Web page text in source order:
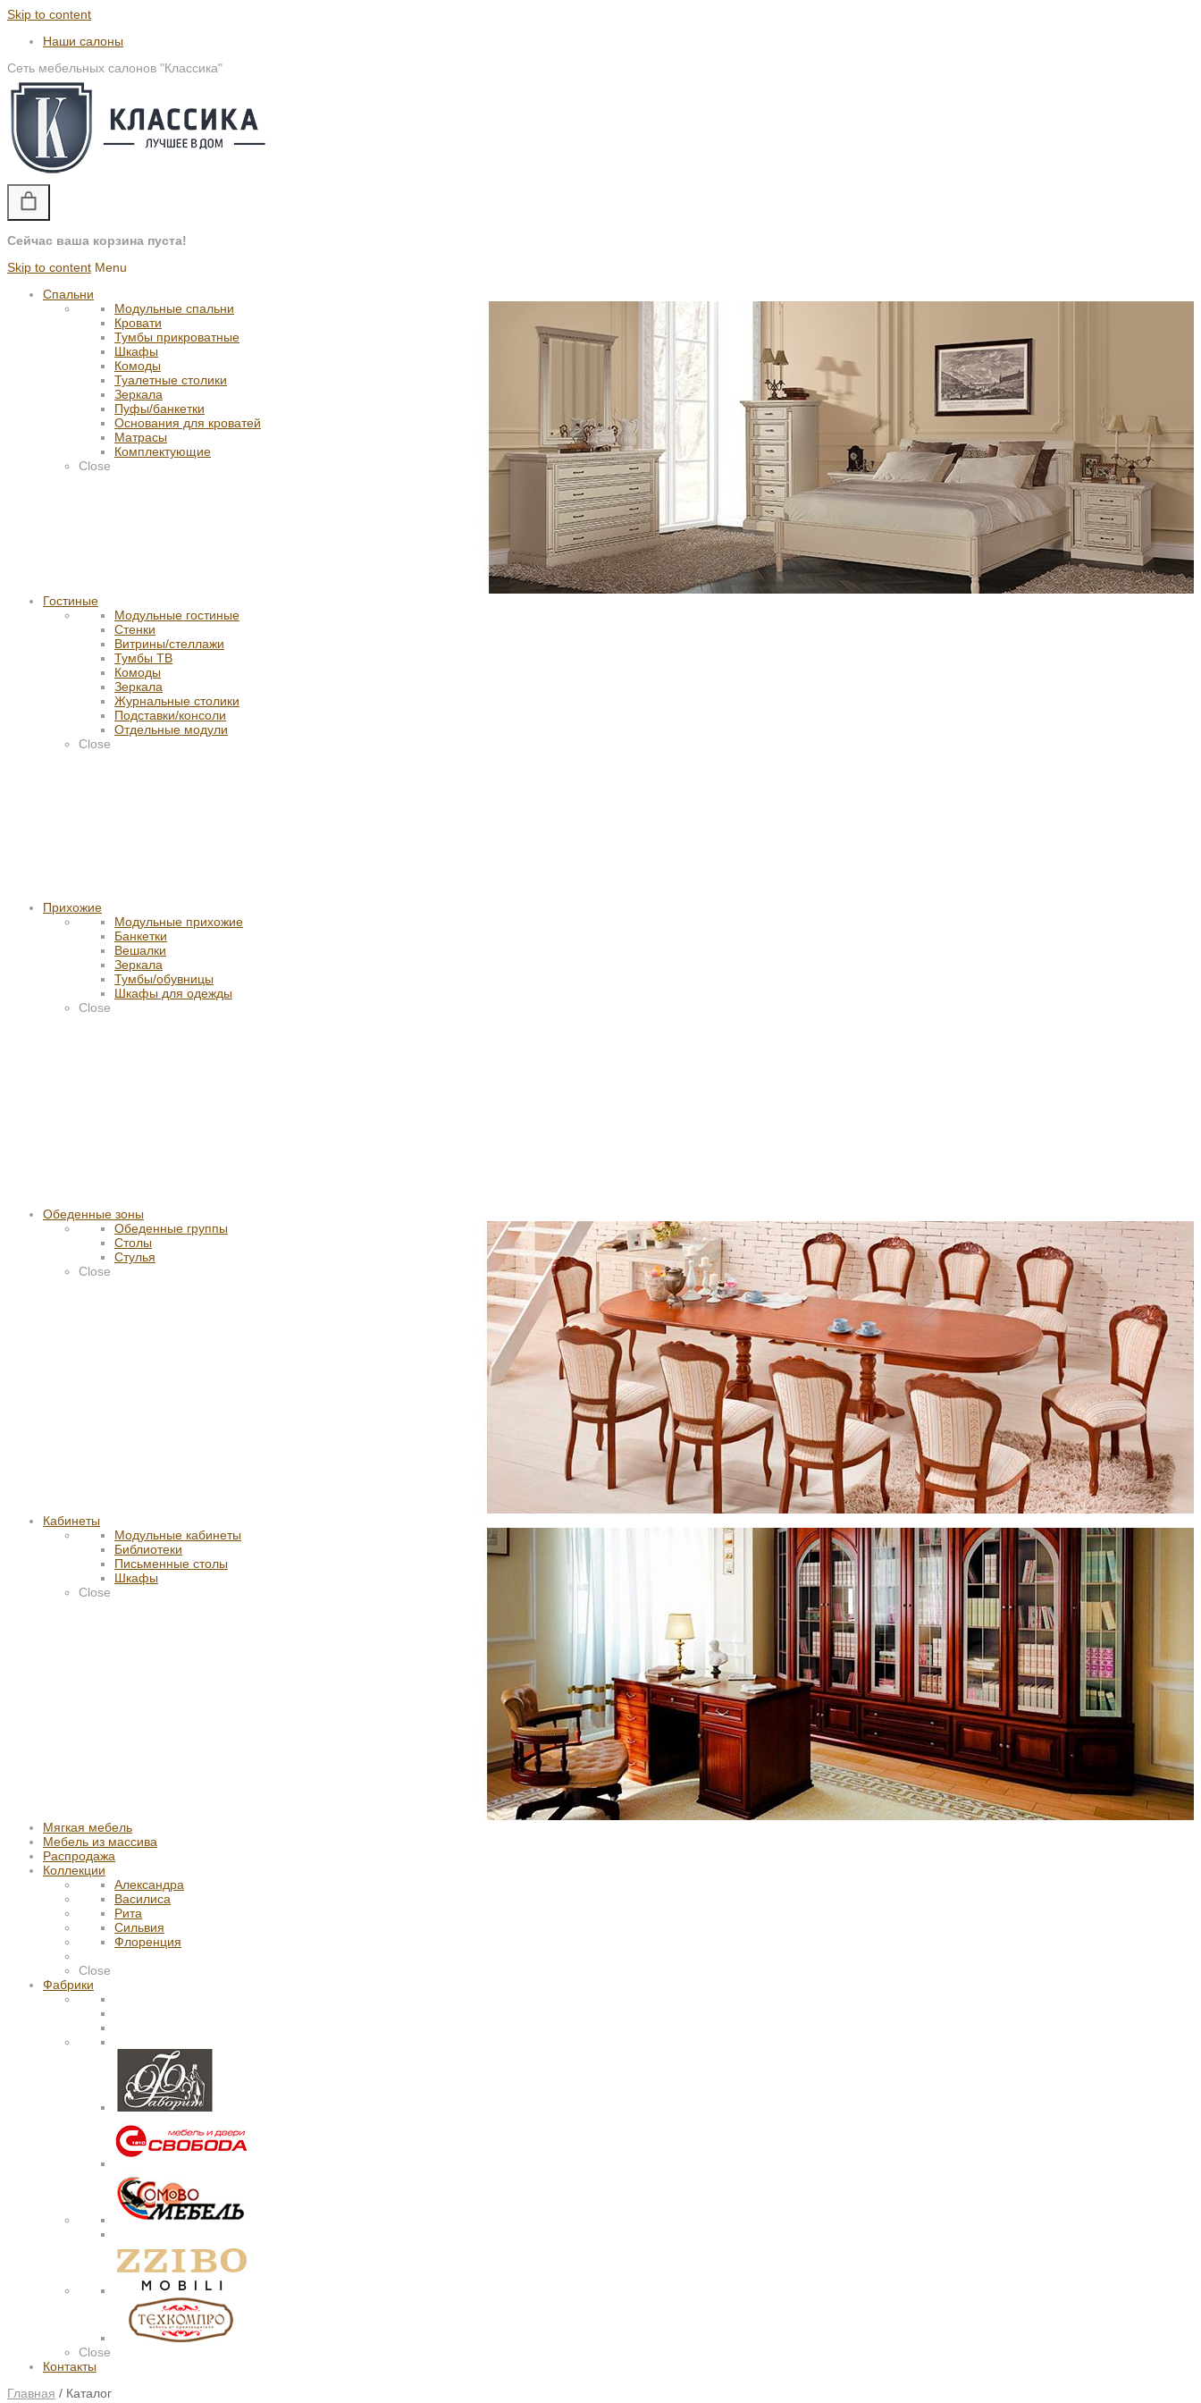
Skip to content
Наши салоны
Сеть мебельных салонов "Классика"
Сейчас ваша корзина пуста!
Skip to content Menu
Спальни
Модульные спальни
Кровати
Тумбы прикроватные
Шкафы
Комоды
Туалетные столики
Зеркала
Пуфы/банкетки
Основания для кроватей
Матрасы
Комплектующие
Close
Гостиные
Модульные гостиные
Стенки
Витрины/стеллажи
Тумбы ТВ
Комоды
Зеркала
Журнальные столики
Подставки/консоли
Отдельные модули
Close
Прихожие
Модульные прихожие
Банкетки
Вешалки
Зеркала
Тумбы/обувницы
Шкафы для одежды
Close
Обеденные зоны
Обеденные группы
Столы
Стулья
Close
Кабинеты
Модульные кабинеты
Библиотеки
Письменные столы
Шкафы
Close
Мягкая мебель
Мебель из массива
Распродажа
Коллекции
Александра
Василиса
Рита
Сильвия
Флоренция
Close
Фабрики
Close
Контакты
Главная / Каталог